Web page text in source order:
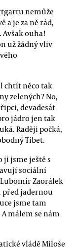
nemůže
a je za ně rád,
ouha!
už žádný vliv
chtít něco tak
zelených? No,
devadesát
jádro jen tak
Raději počká,
Tibet.
ji jsme ještě s
sociální
Zaorálek
jadernou
jsme tam
málem se nám
vládě Miloše